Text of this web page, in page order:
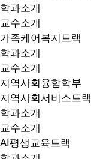
학과소개
교수소개
가족케어복지트랙
학과소개
교수소개
지역사회융합학부
지역사회서비스트랙
학과소개
교수소개
AI평생교육트랙